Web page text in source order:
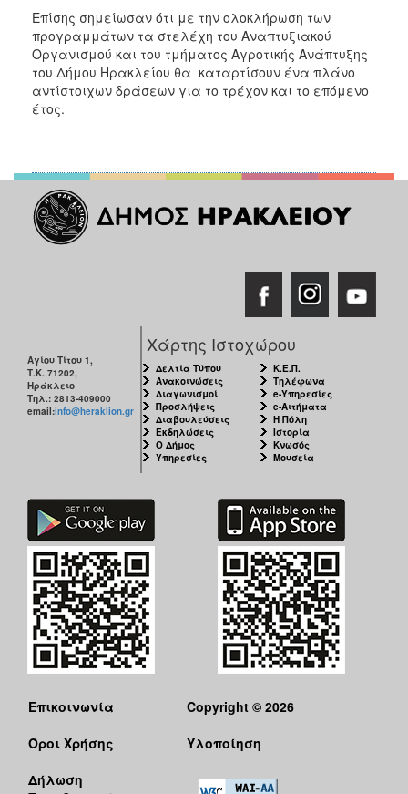
Επίσης σημείωσαν ότι με την ολοκλήρωση των
προγραμμάτων τα στελέχη του Αναπτυξιακού
Οργανισμού και του τμήματος Αγροτικής Ανάπτυξης
του Δήμου Ηρακλείου θα καταρτίσουν ένα πλάνο
αντίστοιχων δράσεων για το τρέχον και το επόμενο
έτος.
Αγίου Τίτου 1,
Τ.Κ. 71202,
Ηράκλειο
Τηλ.: 2813-409000
email:info@heraklion.gr
Χάρτης Ιστοχώρου
Δελτία Τύπου
Ανακοινώσεις
Διαγωνισμοί
Προσλήψεις
Διαβουλεύσεις
Εκδηλώσεις
Ο Δήμος
Υπηρεσίες
Κ.Ε.Π.
Τηλέφωνα
e-Υπηρεσίες
e-Αιτήματα
Η Πόλη
Ιστορία
Κνωσός
Μουσεία
Επικοινωνία
Όροι Χρήσης
Δήλωση
Copyright © 2026
Υλοποίηση